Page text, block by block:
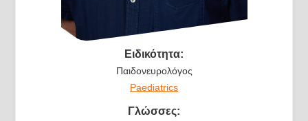
Ειδικότητα:
Παιδονευρολόγος
Paediatrics
Γλώσσες: